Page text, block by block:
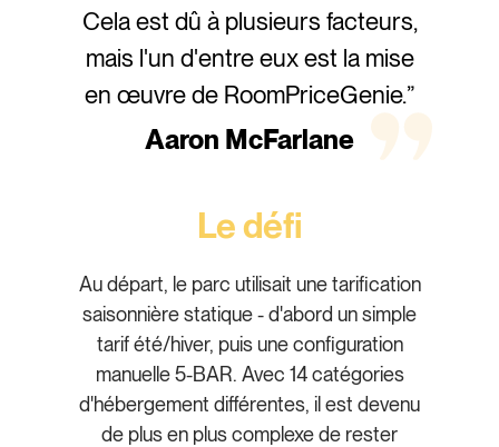
Cela est dû à plusieurs facteurs,
mais l'un d'entre eux est la mise
en œuvre de RoomPriceGenie.”
Aaron McFarlane
Le défi
Au départ, le parc utilisait une tarification
saisonnière statique - d'abord un simple
tarif été/hiver, puis une configuration
manuelle 5-BAR. Avec 14 catégories
d'hébergement différentes, il est devenu
de plus en plus complexe de rester